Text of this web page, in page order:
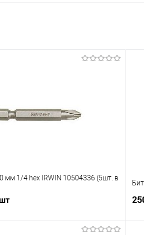
мм 1/4 hex IRWIN 10504336 (5шт. в